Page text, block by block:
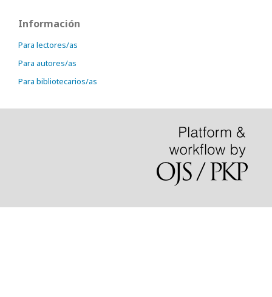
Información
Para lectores/as
Para autores/as
Para bibliotecarios/as